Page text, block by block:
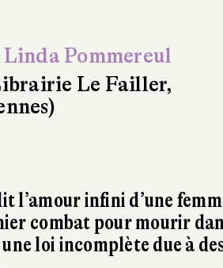
Pommereul
Le Failler,
l’amour infini d’une
combat pour mourir
loi incomplète due à